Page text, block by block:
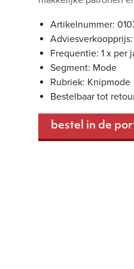
Artikelnummer:
Frequentie: 1 x per
Segment: Mode
Rubriek: Knipmode
Bestelbaar tot
bestel in de